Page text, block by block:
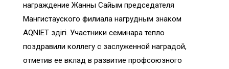
награждение Жанны Сайым председателя
Мангистауского филиала нагрудным знаком
AQNIET үздігі. Участники семинара тепло
поздравили коллегу с заслуженной наградой,
отметив ее вклад в развитие профсоюзного